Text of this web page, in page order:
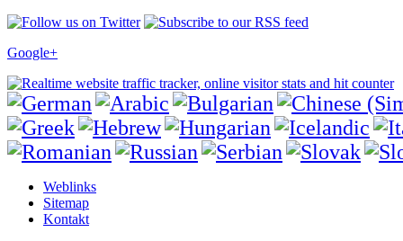
Google+
Weblinks
Sitemap
Kontakt